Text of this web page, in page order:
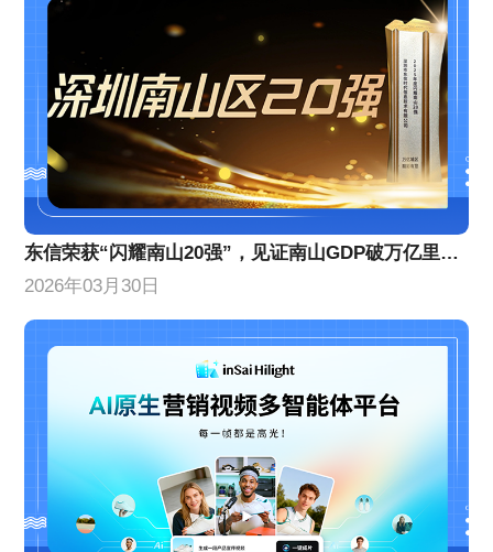
东信荣获“闪耀南山20强”，见证南山GDP破万亿里程碑！
2026年03月30日